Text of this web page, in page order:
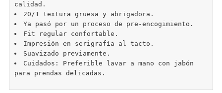
calidad.
20/1 textura gruesa y abrigadora.
Ya pasó por un proceso de pre-encogimiento.
Fit regular confortable.
Impresión en serigrafía al tacto.
Suavizado previamente.
Cuidados: Preferible lavar a mano con jabón
para prendas delicadas.